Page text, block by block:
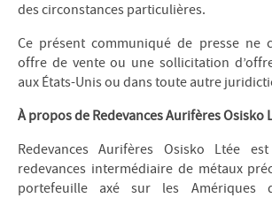
des circonstances particulières.
Ce présent communiqué de presse ne
offre de vente ou une sollicitation
aux États-Unis ou dans toute autre
À propos de Redevances Aurifères Osisko
Redevances Aurifères Osisko Ltée
redevances intermédiaire de métaux
portefeuille axé sur les